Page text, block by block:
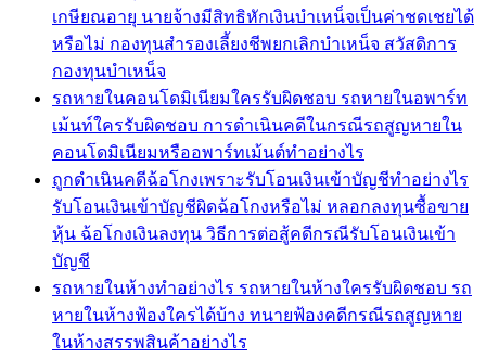
เกษียณอายุ นายจ้างมีสิทธิหักเงินบำเหน็จเป็นค่าชดเชยได้
หรือไม่ กองทุนสำรองเลี้ยงชีพยกเลิกบำเหน็จ สวัสดิการ
กองทุนบำเหน็จ
รถหายในคอนโดมิเนียมใครรับผิดชอบ รถหายในอพาร์ท
เม้นท์ใครรับผิดชอบ การดำเนินคดีในกรณีรถสูญหายใน
คอนโดมิเนียมหรืออพาร์ทเม้นต์ทำอย่างไร
ถูกดำเนินคดีฉ้อโกงเพราะรับโอนเงินเข้าบัญชีทำอย่างไร
รับโอนเงินเข้าบัญชีผิดฉ้อโกงหรือไม่ หลอกลงทุนซื้อขาย
หุ้น ฉ้อโกงเงินลงทุน วิธีการต่อสู้คดีกรณีรับโอนเงินเข้า
บัญชี
รถหายในห้างทำอย่างไร รถหายในห้างใครรับผิดชอบ รถ
หายในห้างฟ้องใครได้บ้าง ทนายฟ้องคดีกรณีรถสูญหาย
ในห้างสรรพสินค้าอย่างไร